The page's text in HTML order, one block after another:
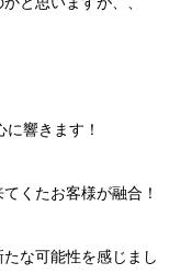
響きます！
くたお客様が融合！
な可能性を感じまし